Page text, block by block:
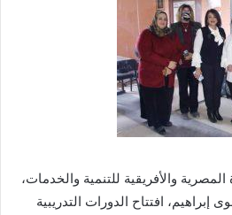
والأفريقية للتنمية والخدمات،
إبراهيم، افتتاح الدورات التدريبية